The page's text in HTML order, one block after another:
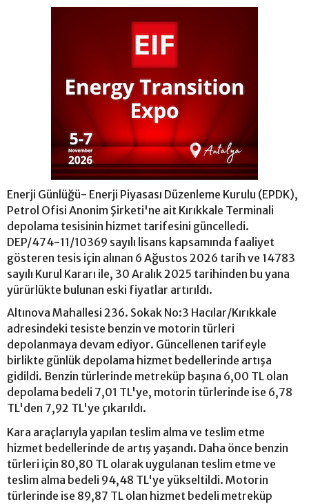
Enerji Günlüğü- Enerji Piyasası Düzenleme Kurulu (EPDK),
Petrol Ofisi Anonim Şirketi'ne ait Kırıkkale Terminali
depolama tesisinin hizmet tarifesini güncelledi.
DEP/474-11/10369 sayılı lisans kapsamında faaliyet
gösteren tesis için alınan 6 Ağustos 2026 tarih ve 14783
sayılı Kurul Kararı ile, 30 Aralık 2025 tarihinden bu yana
yürürlükte bulunan eski fiyatlar artırıldı.
Altınova Mahallesi 236. Sokak No:3 Hacılar/Kırıkkale
adresindeki tesiste benzin ve motorin türleri
depolanmaya devam ediyor. Güncellenen tarifeyle
birlikte günlük depolama hizmet bedellerinde artışa
gidildi. Benzin türlerinde metreküp başına 6,00 TL olan
depolama bedeli 7,01 TL'ye, motorin türlerinde ise 6,78
TL'den 7,92 TL'ye çıkarıldı.
Kara araçlarıyla yapılan teslim alma ve teslim etme
hizmet bedellerinde de artış yaşandı. Daha önce benzin
türleri için 80,80 TL olarak uygulanan teslim etme ve
teslim alma bedeli 94,48 TL'ye yükseltildi. Motorin
türlerinde ise 89,87 TL olan hizmet bedeli metreküp